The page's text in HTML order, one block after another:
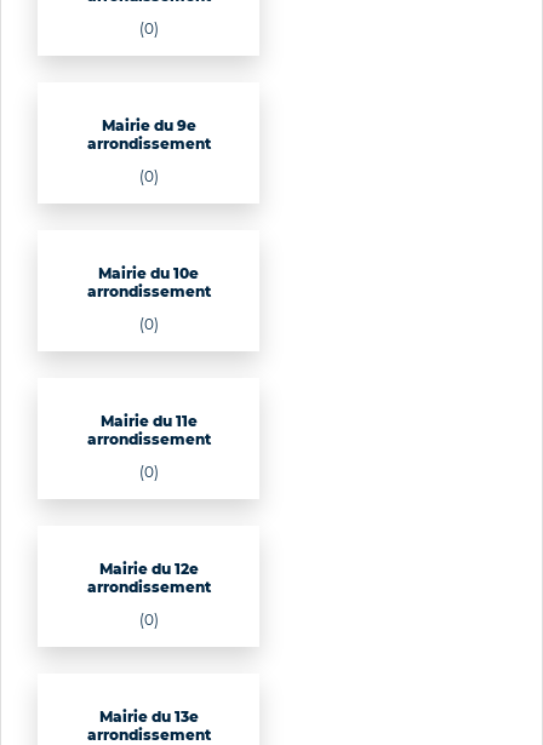
(0)
Mairie du 9e
arrondissement
(0)
Mairie du 10e
arrondissement
(0)
Mairie du 11e
arrondissement
(0)
Mairie du 12e
arrondissement
(0)
Mairie du 13e
arrondissement